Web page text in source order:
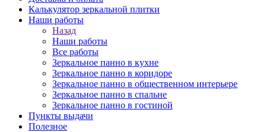
Калькулятор зеркальной плитки
Наши работы
Назад
Наши работы
Все работы
Зеркальное панно в кухне
Зеркальное панно в коридоре
Зеркальное панно в общественном интерьере
Зеркальное панно в спальне
Зеркальное панно в гостиной
Пункты выдачи
Полезное